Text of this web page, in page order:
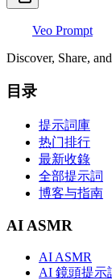
Veo Prompt
Discover, Share,
目录
提示詞庫
热门排行
最新收錄
全部提示詞
博客与指南
AI ASMR
AI ASMR
AI 鏡頭提示